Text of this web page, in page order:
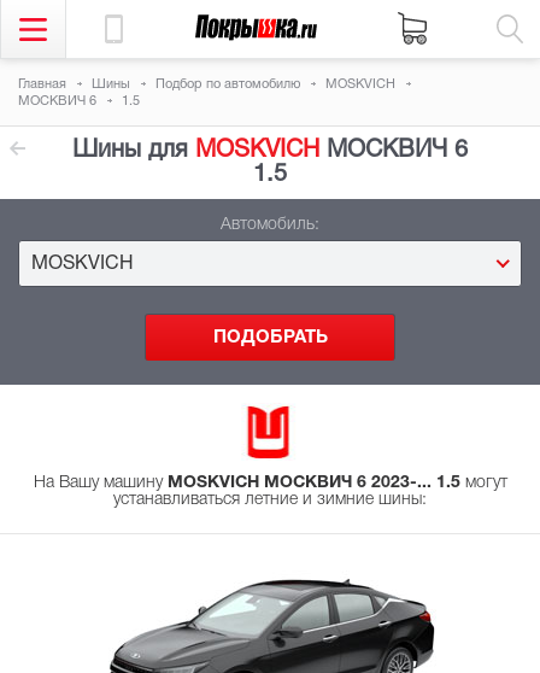
Главная Шины Подбор по автомобилю
MOSKVICH
МОСКВИЧ 6
1.5
Шины для MOSKVICH
МОСКВИЧ 6
1.5
Автомобиль:
MOSKVICH
На Вашу машину MOSKVICH МОСКВИЧ 6 2023-... 1.5могут
устанавливаться летние и зимние шины: